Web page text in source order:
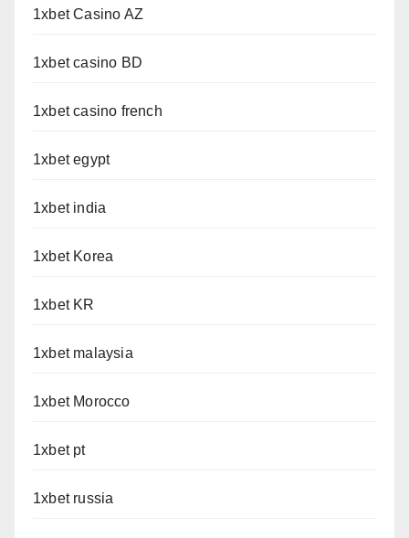
1xbet Casino AZ
1xbet casino BD
1xbet casino french
1xbet egypt
1xbet india
1xbet Korea
1xbet KR
1xbet malaysia
1xbet Morocco
1xbet pt
1xbet russia